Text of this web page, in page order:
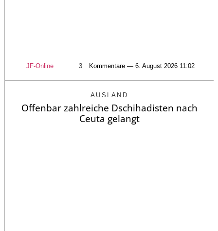
JF-Online 3 Kommentare — 6. August 2026 11:02
AUSLAND
Offenbar zahlreiche Dschihadisten nach
Ceuta gelangt